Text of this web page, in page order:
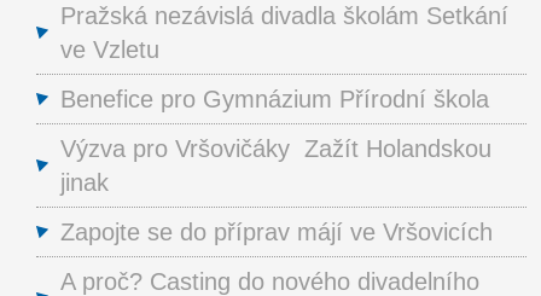
Pražská nezávislá divadla školám Setkání
ve Vzletu
Benefice pro Gymnázium Přírodní škola
Výzva pro Vršovičáky Zažít Holandskou
jinak
Zapojte se do příprav májí ve Vršovicích
A proč? Casting do nového divadelního